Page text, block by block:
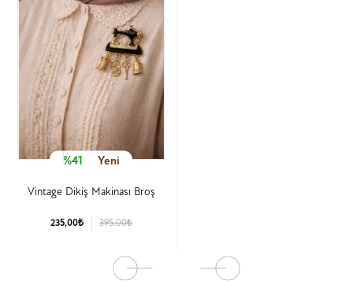
%41 Yeni
Vintage Dikiş Makinası Broş
235,00₺ 395.00₺